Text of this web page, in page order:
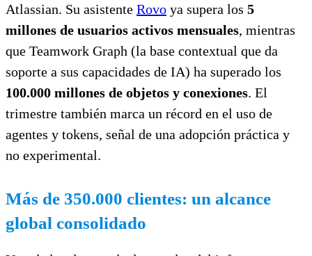
Atlassian. Su asistente Rovo ya supera los 5
millones de usuarios activos mensuales, mientras
que Teamwork Graph (la base contextual que da
soporte a sus capacidades de IA) ha superado los
100.000 millones de objetos y conexiones. El
trimestre también marca un récord en el uso de
agentes y tokens, señal de una adopción práctica y
no experimental.
Más de 350.000 clientes: un alcance
global consolidado